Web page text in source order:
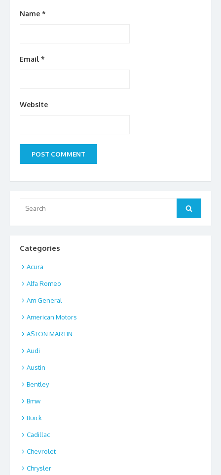
Name *
Email *
Website
for:
Search
Categories
Acura
Alfa Romeo
Am General
American Motors
ASTON MARTIN
Audi
Austin
Bentley
Bmw
Buick
Cadillac
Chevrolet
Chrysler